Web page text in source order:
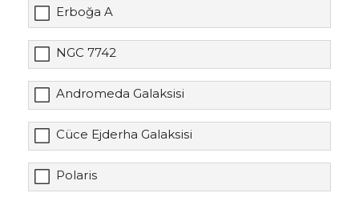
Erboğa A
NGC 7742
Andromeda Galaksisi
Cüce Ejderha Galaksisi
Polaris